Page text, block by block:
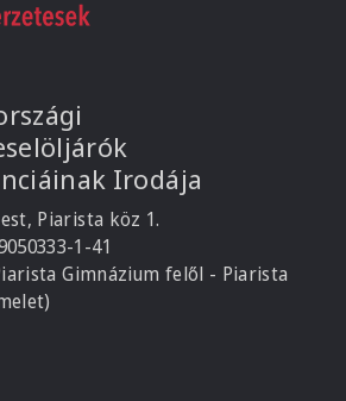
Irodája
Piarista köz 1.
1-41
Gimnázium felől - Piarista